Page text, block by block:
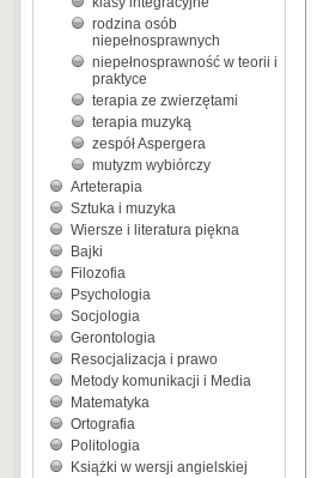
rodzina osób
niepełnosprawnych
niepełnosprawność w teorii i
praktyce
terapia ze zwierzętami
terapia muzyką
zespół Aspergera
mutyzm wybiórczy
Arteterapia
Sztuka i muzyka
Wiersze i literatura piękna
Bajki
Filozofia
Psychologia
Socjologia
Gerontologia
Resocjalizacja i prawo
Metody komunikacji i Media
Matematyka
Ortografia
Politologia
Książki w wersji angielskiej